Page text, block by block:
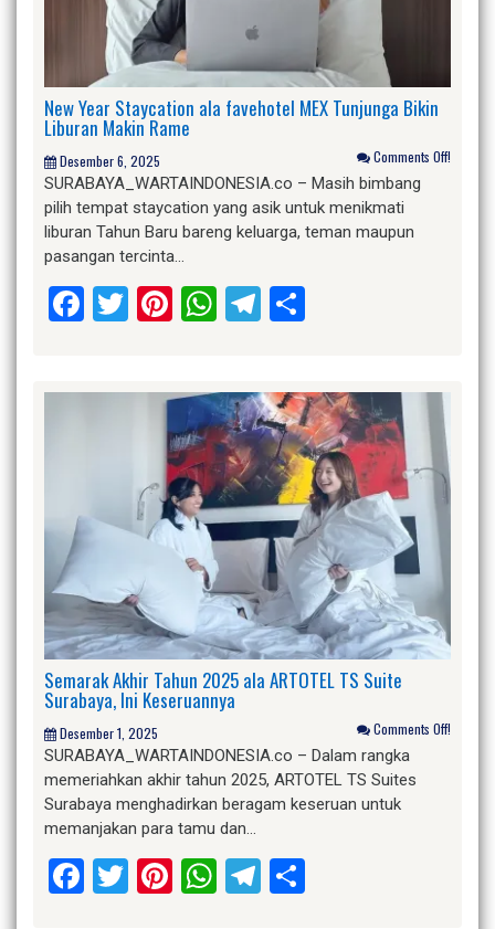
New Year Staycation ala favehotel MEX Tunjunga Bikin
Liburan Makin Rame
Desember 6, 2025 Comments Off!
SURABAYA_WARTAINDONESIA.co – Masih bimbang
pilih tempat staycation yang asik untuk menikmati
liburan Tahun Baru bareng keluarga, teman maupun
pasangan tercinta…
Facebook
Twitter
Pinterest
WhatsApp
Telegram
Semarak Akhir Tahun 2025 ala ARTOTEL TS Suite
Surabaya, Ini Keseruannya
Desember 1, 2025 Comments Off!
SURABAYA_WARTAINDONESIA.co – Dalam rangka
memeriahkan akhir tahun 2025, ARTOTEL TS Suites
Surabaya menghadirkan beragam keseruan untuk
memanjakan para tamu dan…
Facebook
Twitter
Pinterest
WhatsApp
Telegram